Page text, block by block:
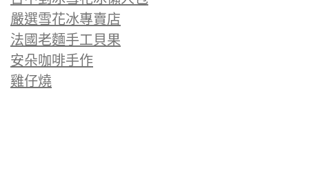
嚴選雪花冰專賣店
法國老麵手工貝果
安朵咖啡手作
雞仔燒